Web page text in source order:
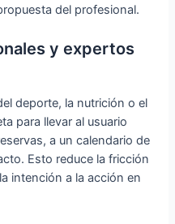
del profesional.
y expertos
deporte, la nutrición o el
para llevar al usuario
a un calendario de
Esto reduce la fricción
intención a la acción en